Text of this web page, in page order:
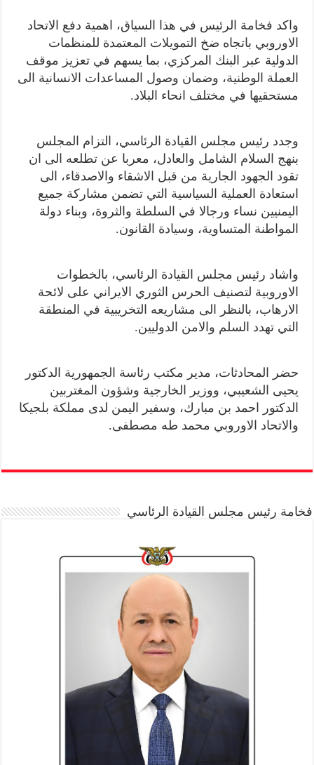
واكد فخامة الرئيس في هذا السياق، اهمية دفع الاتحاد
الاوروبي باتجاه ضخ التمويلات المعتمدة للمنظمات
الدولية عبر البنك المركزي، بما يسهم في تعزيز موقف
العملة الوطنية، وضمان وصول المساعدات الانسانية الى
مستحقيها في مختلف انحاء البلاد.
وجدد رئيس مجلس القيادة الرئاسي، التزام المجلس
بنهج السلام الشامل والعادل، معربا عن تطلعه الى ان
تقود الجهود الجارية من قبل الاشقاء والاصدقاء، الى
استعادة العملية السياسية التي تضمن مشاركة جميع
اليمنيين نساء ورجالا في السلطة والثروة، وبناء دولة
المواطنة المتساوية، وسيادة القانون.
واشاد رئيس مجلس القيادة الرئاسي، بالخطوات
الاوروبية لتصنيف الحرس الثوري الايراني على لائحة
الارهاب، بالنظر الى مشاريعه التخريبية في المنطقة
التي تهدد السلم والامن الدوليين.
حضر المحادثات، مدير مكتب رئاسة الجمهورية الدكتور
يحيى الشعيبي، ووزير الخارجية وشؤون المغتربين
الدكتور احمد بن مبارك، وسفير اليمن لدى مملكة بلجيكا
والاتحاد الاوروبي محمد طه مصطفى.
فخامة رئيس مجلس القيادة الرئاسي